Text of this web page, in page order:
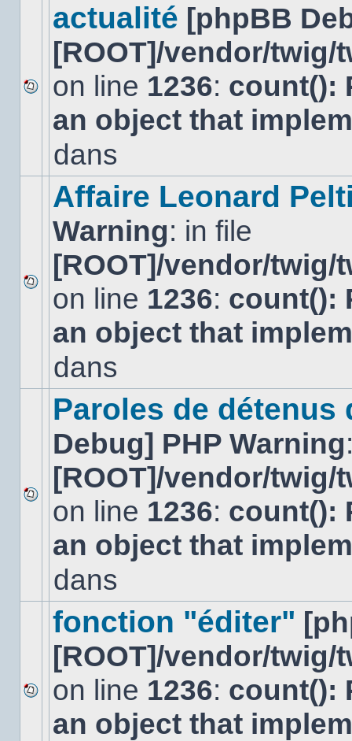
sujet.
Aucun
nouveau
message
sujet.
actualité [phpBB
[ROOT]/vendor/
on line 1236: count():
an object that
dans
Aucun
nouveau
message
non-
dans
Affaire Leonard
Warning: in file
[ROOT]/vendor/
on line 1236: count():
an object that
dans
Aucun
nouveau
message
non-
dans
sujet.
Paroles de détenus
Debug] PHP Warning
[ROOT]/vendor/
on line 1236: count():
an object that
dans
Aucun
nouveau
message
fonction "éditer"
[ROOT]/vendor/
on line 1236: count():
an object that